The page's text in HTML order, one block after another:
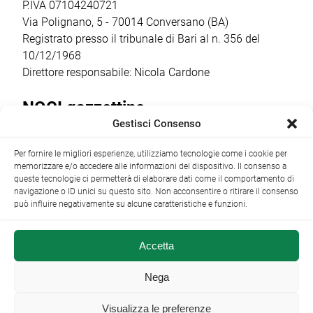
ottenuto un
finanziamento […]Costituente […]
P.IVA 07104240721
Via Polignano, 5 - 70014 Conversano (BA)
Registrato presso il tribunale di Bari al n. 356 del
10/12/1968
Direttore responsabile: Nicola Cardone
NOCI gazzettino
+39 080 4979274|info@nocigazzettino.it Contatti|
Archivio
NOCI gazzettino.it ©2014 •
Gestisci Consenso
Per fornire le migliori esperienze, utilizziamo tecnologie come i cookie per
memorizzare e/o accedere alle informazioni del dispositivo. Il consenso a
queste tecnologie ci permetterà di elaborare dati come il comportamento di
navigazione o ID unici su questo sito. Non acconsentire o ritirare il consenso
può influire negativamente su alcune caratteristiche e funzioni.
Accetta
Nega
Visualizza le preferenze